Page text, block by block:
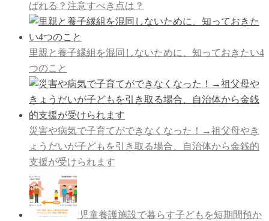
ばれる？注意すべき点は？
里親と養子縁組を混同しないために、知っておきたい4
つのこと
災害や病気で子育てができなくなった！→祖父母やき
ょうだいが子どもを引き取る場合、自治体から金銭的
支援が受けられます
児童養護施設で暮らす子どもを短期間預か